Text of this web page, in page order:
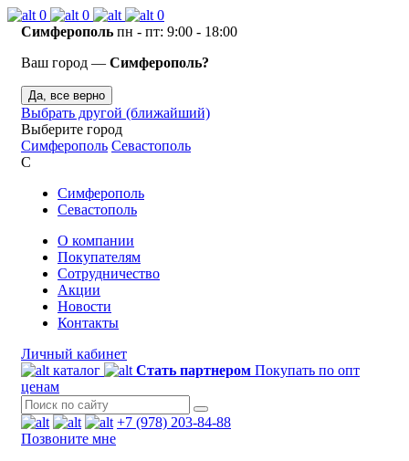
0 0
0
Симферополь пн - пт: 9:00 - 18:00
Ваш город — Симферополь?
Да, все верно
Выбрать другой (ближайший)
Выберите город
Симферополь Севастополь
С
Симферополь
Севастополь
О компании
Покупателям
Сотрудничество
Акции
Новости
Контакты
Личный кабинет
каталог
Стать партнером Покупать по опт
ценам
+7 (978) 203-84-88
Позвоните мне